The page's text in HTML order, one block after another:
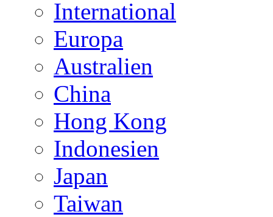
International
Europa
Australien
China
Hong Kong
Indonesien
Japan
Taiwan